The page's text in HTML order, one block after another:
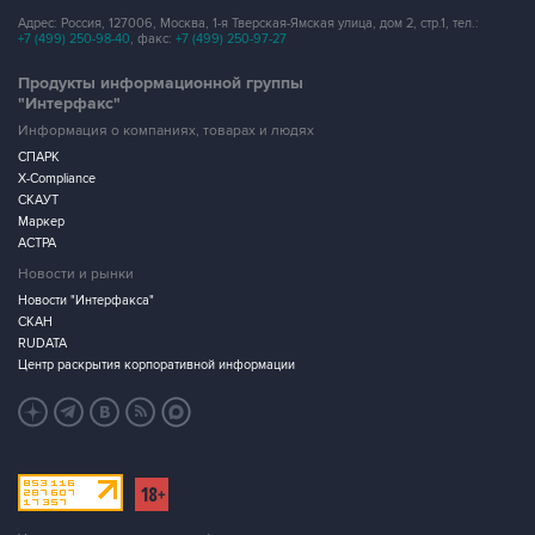
Адрес: Россия, 127006, Москва, 1-я Тверская-Ямская улица, дом 2, стр.1, тел.:
+7 (499) 250-98-40, факс: +7 (499) 250-97-27
Продукты информационной группы
"Интерфакс"
Информация о компаниях, товарах и людях
СПАРК
X-Compliance
СКАУТ
Маркер
АСТРА
Новости и рынки
Новости "Интерфакса"
СКАН
RUDATA
Центр раскрытия корпоративной информации